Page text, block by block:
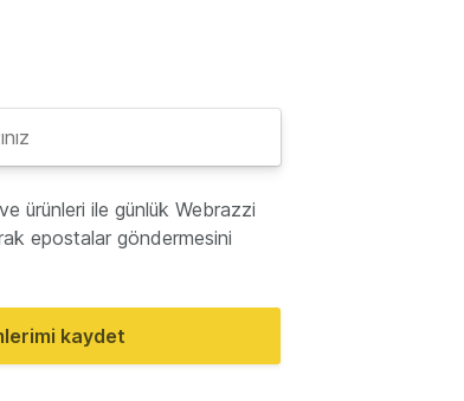
ürünleri ile günlük Webrazzi
epostalar göndermesini
kaydet